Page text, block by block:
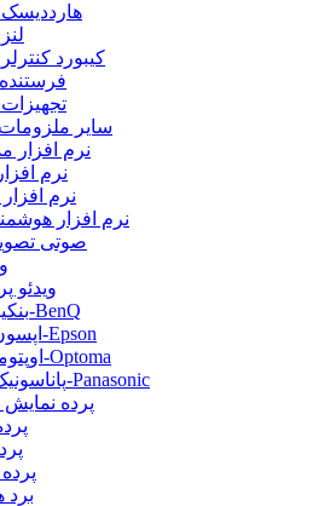
هارددیسک
کیبورد
تجهیزات
سایر
نرم افزار
نرم
نرم
نرم افزار
صوتی
ویدئو
بنکیو-BenQ
اپسون-Epson
اوپتوما-Optoma
پاناسونیک-Panasonic
پرده
پرده
برد